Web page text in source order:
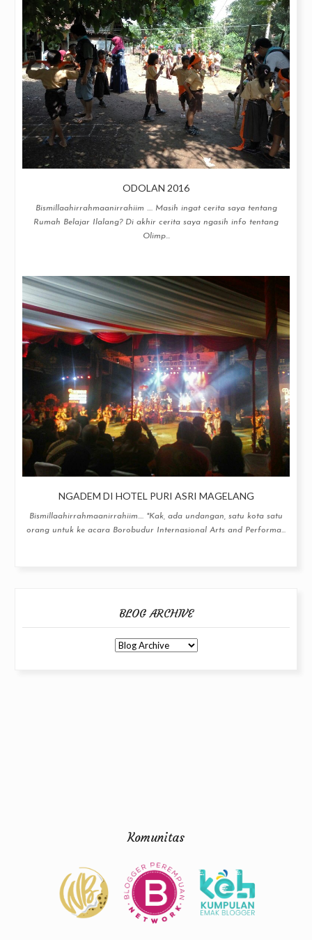
ODOLAN 2016
Bismillaahirrahmaanirrahiim .... Masih ingat cerita saya tentang
Rumah Belajar Ilalang? Di akhir cerita saya ngasih info tentang
Olimp...
NGADEM DI HOTEL PURI ASRI MAGELANG
Bismillaahirrahmaanirrahiim.... "Kak, ada undangan, satu kota satu
orang untuk ke acara Borobudur Internasional Arts and Performa...
BLOG ARCHIVE
Komunitas